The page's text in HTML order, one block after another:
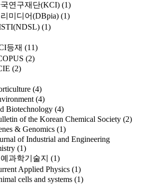
연구재단(KCI) (1)
미디어(DBpia) (1)
(1)
등재 (11)
(2)
(2)
(4)
(4)
Biotechnology (4)
of the Korean Chemical Society (2)
& Genomics (1)
of Industrial and Engineering
(1)
과학기술지 (1)
Applied Physics (1)
cells and systems (1)